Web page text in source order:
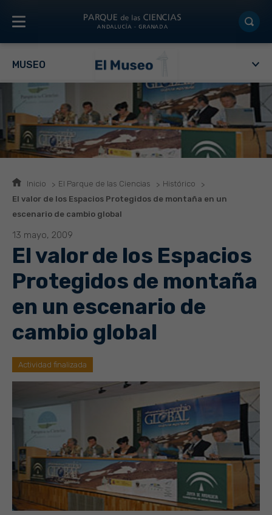
MUSEO
Inicio El Parque de las Ciencias
Histórico
El valor de los Espacios Protegidos de montaña en un
escenario de cambio global
13 mayo, 2009
El valor de los Espacios
Protegidos de montaña
en un escenario de
cambio global
Actividad finalizada